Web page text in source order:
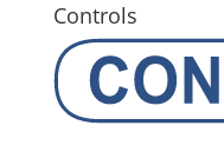
Controls